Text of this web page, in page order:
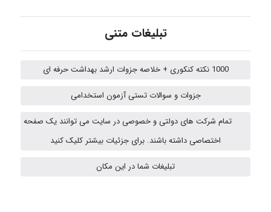
ehtesham
Iman Hosseini
تبلیغات متنی
1000 نکته کنکوری + خلاصه جزوات ارشد بهداشت حرفه ای
جزوات و سوالات تستی آزمون استخدامی
تمام شرکت های دولتی و خصوصی در سایت می توانند یک صفحه
اختصاصی داشته باشند. برای جزئیات بیشتر کلیک کنید
تبلیغات شما در این مکان